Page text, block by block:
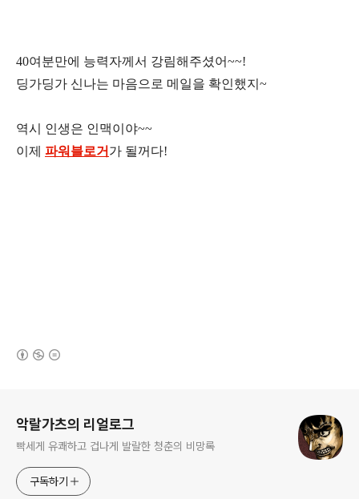
40여분만에 능력자께서 강림해주셨어~~!
딩가딩가 신나는 마음으로 메일을 확인했지~
역시 인생은 인맥이야~~
이제 파워블로거 가 될꺼다!
악랄가츠의 리얼로그
빡세게 유쾌하고 겁나게 발랄한 청춘의 비망록
구독하기